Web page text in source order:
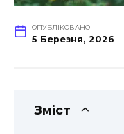
ОПУБЛІКОВАНО
5 Березня, 2026
Зміст